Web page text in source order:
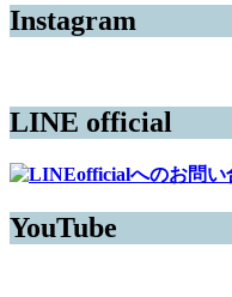
Instagram
LINE official
YouTube